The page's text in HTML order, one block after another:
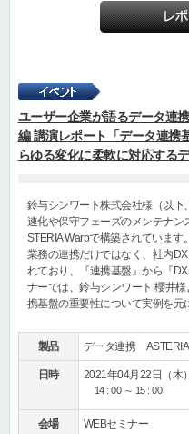
ユーザー企業が語るデータ連
編 講演レポート「データ連携
らゆる変化に柔軟に対応する
鈴与シンワート株式会社様（以
速化や保守フェーズのメンテナ
STERIA Warpで構築されていま
業務の連携だけではなく、社内
れており、『連携基盤』から『
ナーでは、鈴与シンワート 櫻井
携基盤の重要性について実例を元
製品 データ連携 ASTERIA
日時 2021年04月22日（木）
14 : 00 ～ 15 : 00
会場 WEBセミナー